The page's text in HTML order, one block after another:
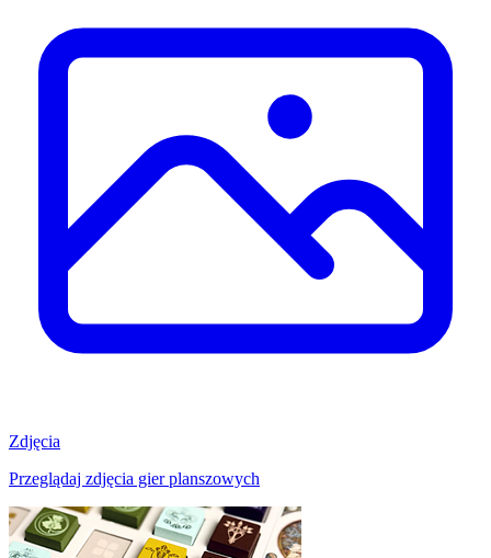
Zdjęcia
Przeglądaj zdjęcia gier planszowych